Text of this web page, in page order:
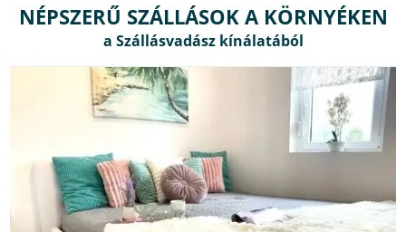
NÉPSZERŰ SZÁLLÁSOK A KÖRNYÉKEN